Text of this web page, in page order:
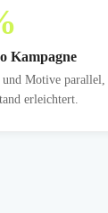
Kampagne
Motive parallel,
erleichtert.